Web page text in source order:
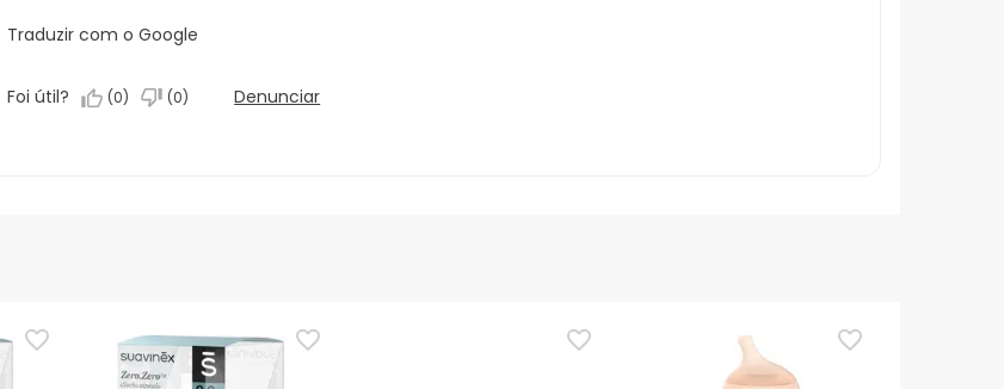
Traduzir com o Google
Foi útil? (0) (0) Denunciar